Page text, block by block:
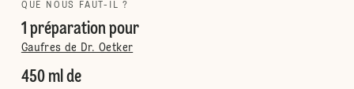
QUE NOUS FAUT-IL ?
1 préparation pour
Gaufres de Dr. Oetker
450 ml de